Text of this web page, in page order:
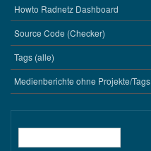
Howto Radnetz Dashboard
Source Code (Checker)
Tags (alle)
Medienberichte ohne Projekte/Tags
Suche